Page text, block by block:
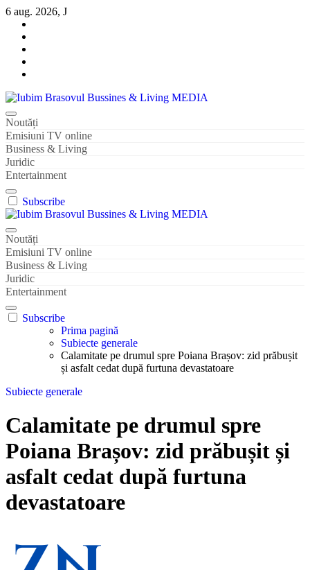
Sari
conținut
6 aug. 2026, J
Iubim Brasovul Bussines & Living MEDIA
Din pasiune și dragoste pentru Brașoveni
Noutăți
Emisiuni TV online
Business & Living
Juridic
Entertainment
Subscribe
Iubim Brasovul Bussines & Living MEDIA
Din pasiune și dragoste pentru Brașoveni
Noutăți
Emisiuni TV online
Business & Living
Juridic
Entertainment
Subscribe
Prima pagină
Subiecte generale
Calamitate pe drumul spre Poiana Brașov: zid prăbușit
și asfalt cedat după furtuna devastatoare
Subiecte generale
Calamitate pe drumul spre
Poiana Brașov: zid prăbușit și
asfalt cedat după furtuna
devastatoare